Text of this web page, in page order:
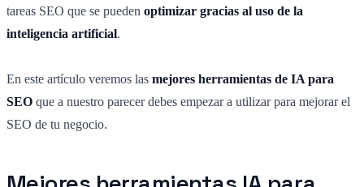
tareas SEO que se pueden optimizar gracias al uso de la
inteligencia artificial.
En este artículo veremos las mejores herramientas de IA para
SEO que a nuestro parecer debes empezar a utilizar para mejorar el
SEO de tu negocio.